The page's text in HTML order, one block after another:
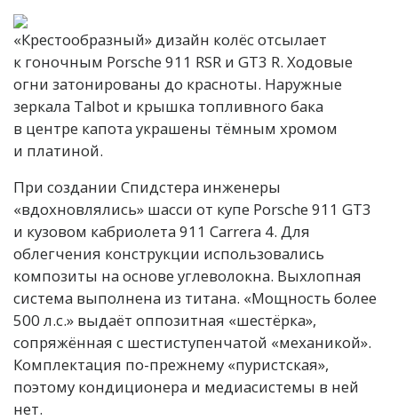
«Крестообразный» дизайн колёс отсылает
к гоночным Porsche 911 RSR и GT3 R. Ходовые
огни затонированы до красноты. Наружные
зеркала Talbot и крышка топливного бака
в центре капота украшены тёмным хромом
и платиной.
При создании Спидстера инженеры
«вдохновлялись» шасси от купе Porsche 911 GT3
и кузовом кабриолета 911 Carrera 4. Для
облегчения конструкции использовались
композиты на основе углеволокна. Выхлопная
система выполнена из титана. «Мощность более
500 л.с.» выдаёт оппозитная «шестёрка»,
сопряжённая с шестиступенчатой «механикой».
Комплектация по-прежнему «пуристская»,
поэтому кондиционера и медиасистемы в ней
нет.